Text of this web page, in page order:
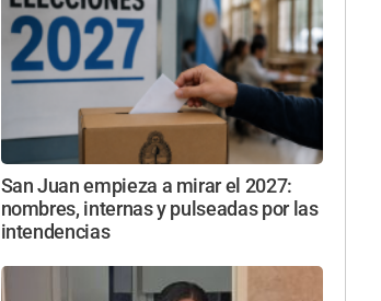
San Juan empieza a mirar el 2027:
nombres, internas y pulseadas por las
intendencias